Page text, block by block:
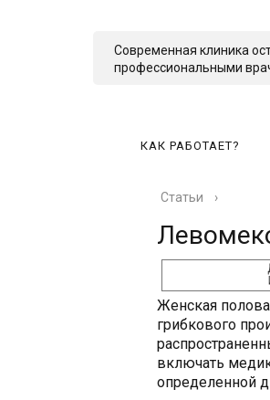
Современная клиника
профессиональными
КАК РАБОТАЕТ?
Статьи ›
Женская
грибкового
включать
определенной